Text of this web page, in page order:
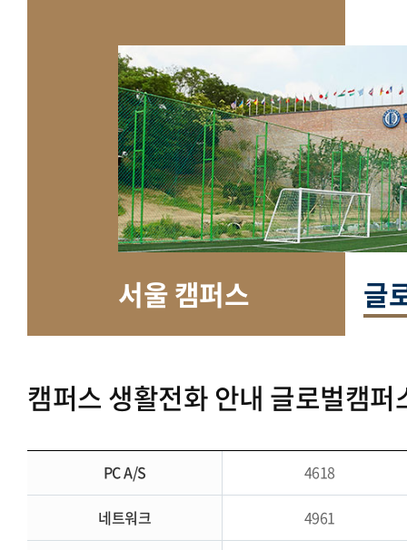
서울 캠퍼스 글
캠퍼스 생활전화 안내 글로벌캠
PC A/S 4618
네트워크 4961